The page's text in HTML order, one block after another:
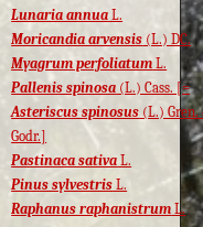
Lunaria annua L.
Moricandia arvensis (L.) DC.
Myagrum perfoliatum L.
Pallenis spinosa (L.) Cass. [=
Asteriscus spinosus (L.) Gren.
Godr.]
Pastinaca sativa L.
Pinus sylvestris L.
Raphanus raphanistrum L.